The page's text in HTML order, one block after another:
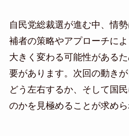
自民党総裁選が進む中、情
補者の策略やアプローチに
大きく変わる可能性がある
要があります。次回の動き
どう左右するか、そして国
のかを見極めることが求めら